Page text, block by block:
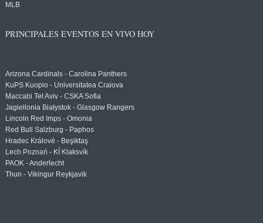
MLB
PRINCIPALES EVENTOS EN VIVO HOY
Arizona Cardinals - Carolina Panthers
KuPS Kuopio - Universitatea Craiova
Maccabi Tel Aviv - CSKA Sofia
Jagiellonia Białystok - Glasgow Rangers
Lincoln Red Imps - Omonia
Red Bull Salzburg - Paphos
Hradec Králové - Beşiktaş
Lech Poznań - KÍ Klaksvík
PAOK - Anderlecht
Thun - Vikingur Reykjavik